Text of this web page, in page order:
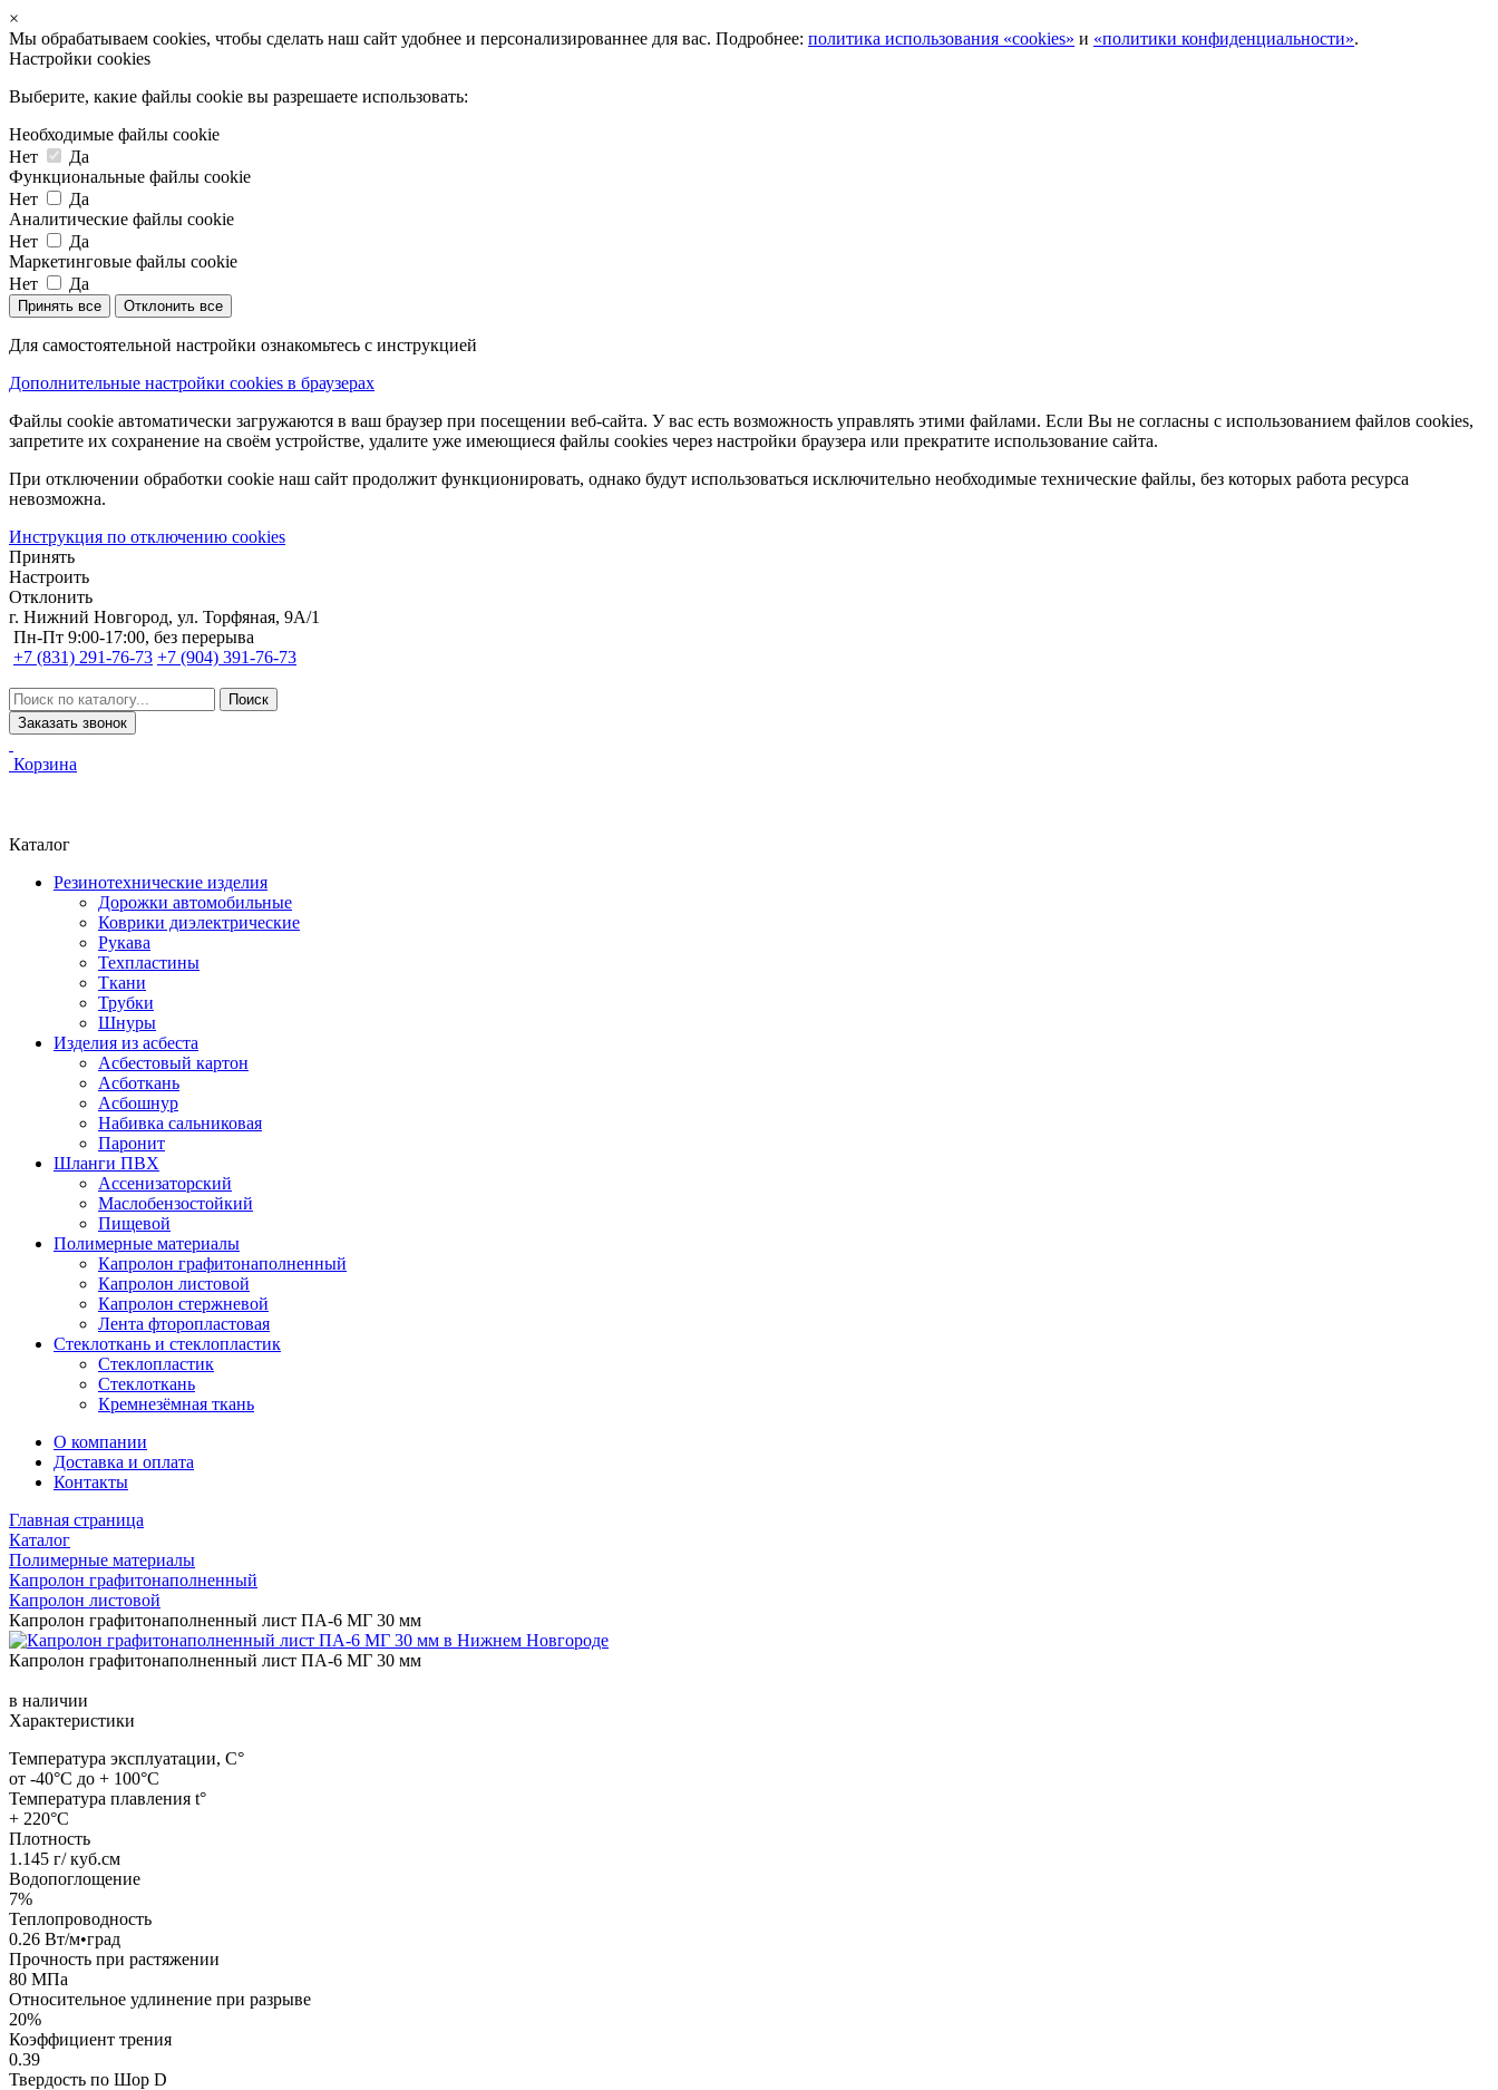
×
Мы обрабатываем cookies, чтобы сделать наш сайт удобнее и персонализированнее для вас. Подробнее: политика использования «cookies» и «политики конфиденциальности».
Настройки cookies
Выберите, какие файлы cookie вы разрешаете использовать:
Необходимые файлы cookie
Нет
Да
Функциональные файлы cookie
Нет
Да
Аналитические файлы cookie
Нет
Да
Маркетинговые файлы cookie
Нет
Да
Принять все Отклонить все
Для самостоятельной настройки ознакомьтесь с инструкцией
Дополнительные настройки cookies в браузерах
Файлы cookie автоматически загружаются в ваш браузер при посещении веб-сайта. У вас есть возможность управлять этими файлами. Если Вы не согласны с использованием файлов cookies,
запретите их сохранение на своём устройстве, удалите уже имеющиеся файлы cookies через настройки браузера или прекратите использование сайта.
При отключении обработки cookie наш сайт продолжит функционировать, однако будут использоваться исключительно необходимые технические файлы, без которых работа ресурса
невозможна.
Инструкция по отключению cookies
Принять
Настроить
Отклонить
г. Нижний Новгород, ул. Торфяная, 9А/1
Пн-Пт 9:00-17:00, без перерыва
+7 (831) 291-76-73 +7 (904) 391-76-73
Заказать звонок
Корзина
Каталог
Резинотехнические изделия
Дорожки автомобильные
Коврики диэлектрические
Рукава
Техпластины
Ткани
Трубки
Шнуры
Изделия из асбеста
Асбестовый картон
Асботкань
Асбошнур
Набивка сальниковая
Паронит
Шланги ПВХ
Ассенизаторский
Маслобензостойкий
Пищевой
Полимерные материалы
Капролон графитонаполненный
Капролон листовой
Капролон стержневой
Лента фторопластовая
Стеклоткань и стеклопластик
Стеклопластик
Стеклоткань
Кремнезёмная ткань
О компании
Доставка и оплата
Контакты
Главная страница
Каталог
Полимерные материалы
Капролон графитонаполненный
Капролон листовой
Капролон графитонаполненный лист ПА-6 МГ 30 мм
Капролон графитонаполненный лист ПА-6 МГ 30 мм
в наличии
Характеристики
Температура эксплуатации, C°
от -40°C до + 100°C
Температура плавления t°
+ 220°C
Плотность
1.145 г/ куб.см
Водопоглощение
7%
Теплопроводность
0.26 Вт/м•град
Прочность при растяжении
80 МПа
Относительное удлинение при разрыве
20%
Коэффициент трения
0.39
Твердость по Шор D